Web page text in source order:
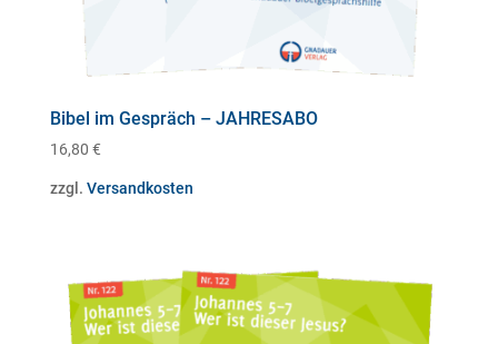
Bibel im Gespräch – JAHRESABO
16,80 €
zzgl. Versandkosten